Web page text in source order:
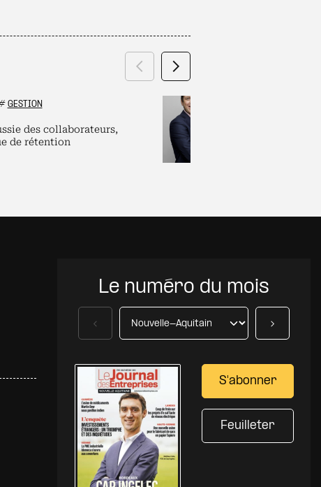
GESTION
des collaborateurs,
de rétention
Précédent
Suivant
Le numéro du mois
S'abonner
Feuilleter
Précédent Suivant